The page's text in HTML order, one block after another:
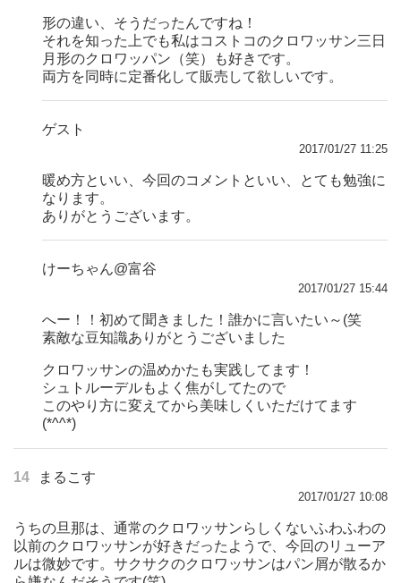
形の違い、そうだったんですね！
それを知った上でも私はコストコのクロワッサン三日
月形のクロワッパン（笑）も好きです。
両方を同時に定番化して販売して欲しいです。
ゲスト
2017/01/27 11:25
暖め方といい、今回のコメントといい、とても勉強に
なります。
ありがとうございます。
けーちゃん@富谷
2017/01/27 15:44
へー！！初めて聞きました！誰かに言いたい～(笑
素敵な豆知識ありがとうございました
クロワッサンの温めかたも実践してます！
シュトルーデルもよく焦がしてたので
このやり方に変えてから美味しくいただけてます
(*^^*)
14 まるこす
2017/01/27 10:08
うちの旦那は、通常のクロワッサンらしくないふわふわの
以前のクロワッサンが好きだったようで、今回のリューア
ルは微妙です。サクサクのクロワッサンはパン屑が散るか